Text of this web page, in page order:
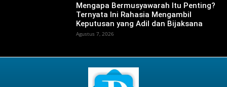
Mengapa Bermusyawarah Itu Penting?
Ternyata Ini Rahasia Mengambil
Keputusan yang Adil dan Bijaksana
Agustus 7, 2026